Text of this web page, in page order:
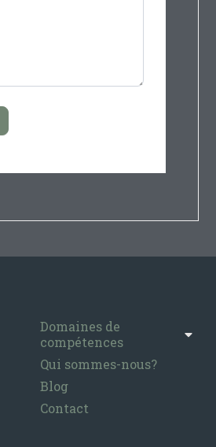
Domaines de
compétences
Qui sommes-nous?
Blog
Contact